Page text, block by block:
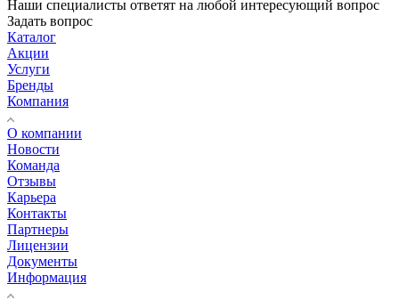
Наши специалисты ответят на любой интересующий вопрос
Задать вопрос
Каталог
Акции
Услуги
Бренды
Компания
О компании
Новости
Команда
Отзывы
Карьера
Контакты
Партнеры
Лицензии
Документы
Информация